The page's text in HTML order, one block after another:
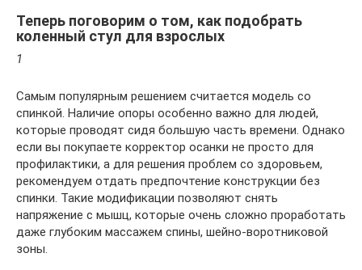
Теперь поговорим о том, как подобрать
коленный стул для взрослых
1
Самым популярным решением считается модель со
спинкой. Наличие опоры особенно важно для людей,
которые проводят сидя большую часть времени. Однако
если вы покупаете корректор осанки не просто для
профилактики, а для решения проблем со здоровьем,
рекомендуем отдать предпочтение конструкции без
спинки. Такие модификации позволяют снять
напряжение с мышц, которые очень сложно проработать
даже глубоким массажем спины, шейно-воротниковой
зоны.